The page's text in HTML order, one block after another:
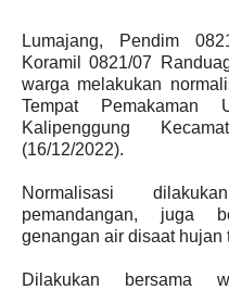
Lumajang, Pendim
Koramil 0821/07
warga melakukan
Tempat
Kalipenggung
(16/12/2022).
Normalisasi
pemandangan, juga
genangan air disaat hujan
Dilakukan bersama